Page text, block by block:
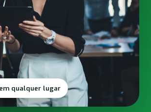
qualquer lugar